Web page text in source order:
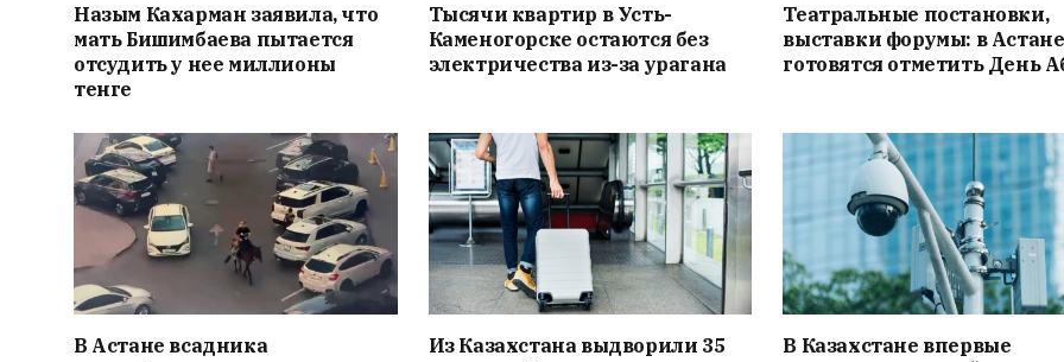
Назым Кахарман заявила, что
мать Бишимбаева пытается
отсудить у нее миллионы
тенге
Тысячи квартир в Усть-
Каменогорске остаются без
электричества из-за урагана
Театральные постановки,
выставки форумы: в Астане
готовятся отметить День
В Астане всадника
Из Казахстана выдворили 35
В Казахстане впервые